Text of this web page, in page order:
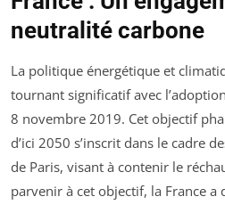
neutralité carbone
La politique énergétique et
tournant significatif avec
8 novembre 2019. Cet objectif
d’ici 2050 s’inscrit dans le cadre
de Paris, visant à contenir le
parvenir à cet objectif, la France a